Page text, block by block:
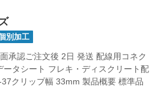
別加工
承認ご注文後 2日 発送 配線用コネク
ータシート フレキ・ディスクリート配
クリップ幅 33mm 製品概要 標準品